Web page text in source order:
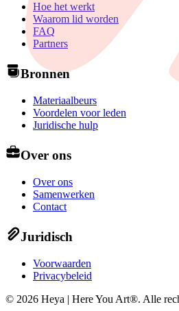
Hoe het werkt
Waarom lid worden
FAQ
Partners
Bronnen
Materiaalbeurs
Voordelen voor leden
Juridische hulp
Over ons
Over ons
Samenwerken
Contact
Juridisch
Voorwaarden
Privacybeleid
© 2026 Heya | Here You Art®. Alle